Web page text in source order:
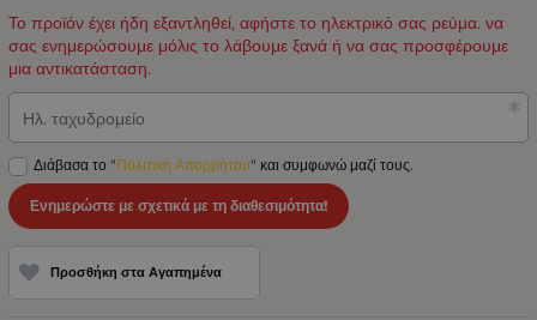
Το προϊόν έχει ήδη εξαντληθεί, αφήστε το ηλεκτρικό σας ρεύμα. να
σας ενημερώσουμε μόλις το λάβουμε ξανά ή να σας προσφέρουμε
μια αντικατάσταση.
Ηλ. ταχυδρομείο
Διάβασα το "Πολιτική Απορρήτου" και συμφωνώ μαζί τους.
Ενημερώστε με σχετικά με τη διαθεσιμότητα!
Προσθήκη στα Αγαπημένα